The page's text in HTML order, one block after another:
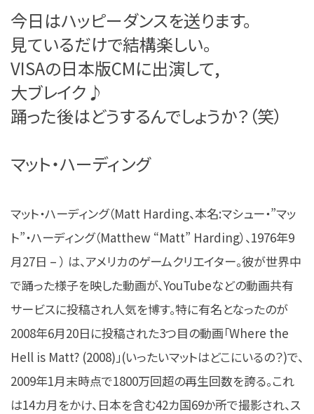
今日はハッピーダンスを送ります。
見ているだけで結構楽しい。
VISAの日本版CMに出演して,
大ブレイク♪
踊った後はどうするんでしょうか？（笑）
マット・ハーディング
マット・ハーディング（Matt Harding、本名:マシュー・”マッ
ト”・ハーディング（Matthew “Matt” Harding）、1976年9
月27日 – ） は、アメリカのゲームクリエイター。彼が世界中
で踊った様子を映した動画が、YouTubeなどの動画共有
サービスに投稿され人気を博す。特に有名となったのが
2008年6月20日に投稿された3つ目の動画「Where the
Hell is Matt? (2008)」(いったいマットはどこにいるの？)で、
2009年1月末時点で1800万回超の再生回数を誇る。これ
は14カ月をかけ、日本を含む42カ国69か所で撮影され、ス